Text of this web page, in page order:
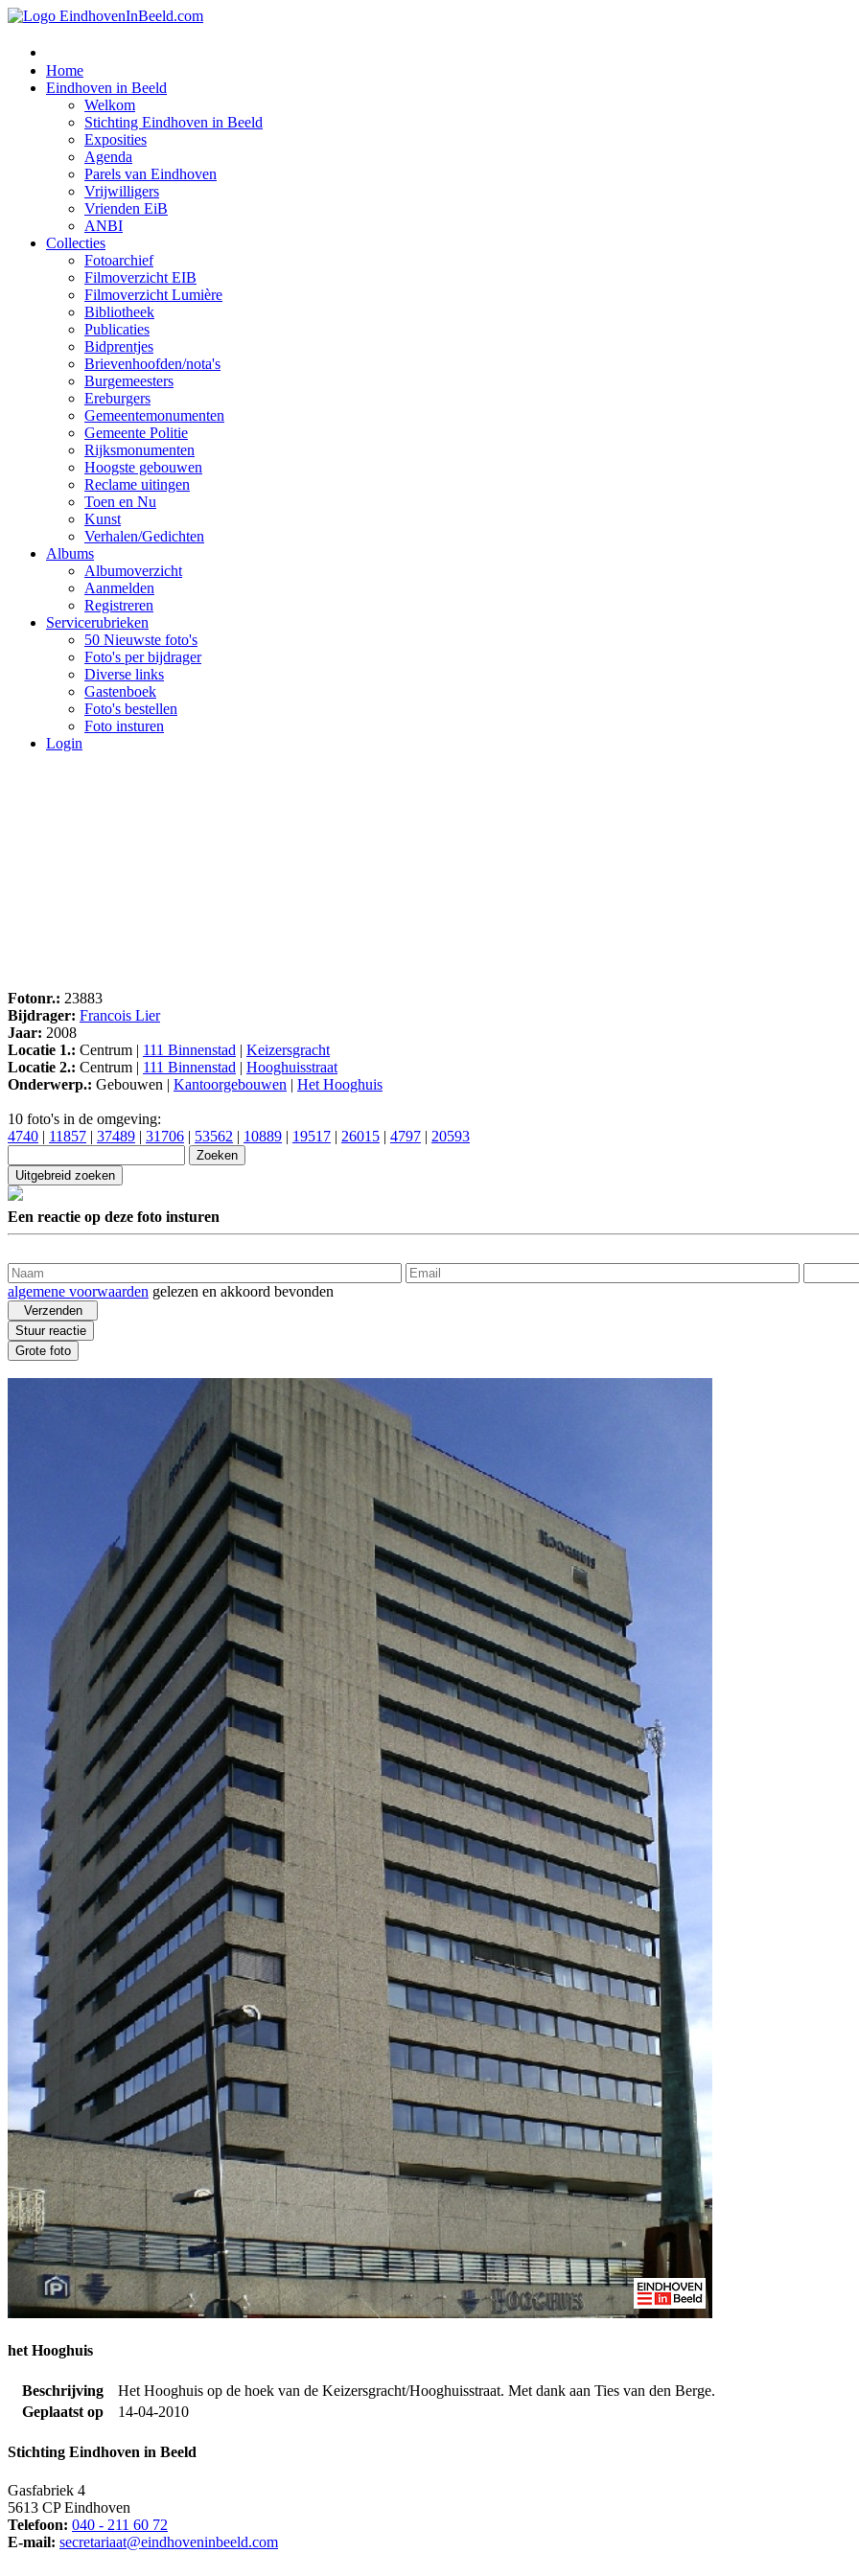
Home
Eindhoven in Beeld
Welkom
Stichting Eindhoven in Beeld
Exposities
Agenda
Parels van Eindhoven
Vrijwilligers
Vrienden EiB
ANBI
Collecties
Fotoarchief
Filmoverzicht EIB
Filmoverzicht Lumière
Bibliotheek
Publicaties
Bidprentjes
Brievenhoofden/nota's
Burgemeesters
Ereburgers
Gemeentemonumenten
Gemeente Politie
Rijksmonumenten
Hoogste gebouwen
Reclame uitingen
Toen en Nu
Kunst
Verhalen/Gedichten
Albums
Albumoverzicht
Aanmelden
Registreren
Servicerubrieken
50 Nieuwste foto's
Foto's per bijdrager
Diverse links
Gastenboek
Foto's bestellen
Foto insturen
Login
Fotonr.: 23883
Bijdrager: Francois Lier
Jaar: 2008
Locatie 1.: Centrum | 111 Binnenstad
Keizersgracht
Locatie 2.: Centrum | 111 Binnenstad
Hooghuisstraat
Onderwerp.: Gebouwen | Kantoorgebouwen Het Hooghuis
10 foto's in de omgeving:
4740
11857 37489 31706 53562 10889 19517 26015 4797 20593
Een reactie op deze foto insturen
algemene voorwaarden gelezen en akkoord bevonden
het Hooghuis
Beschrijving
Het Hooghuis op de hoek van de Keizersgracht/Hooghuisstraat. Met dank aan Ties van den Berge.
Geplaatst op
14-04-2010
Stichting Eindhoven in Beeld
Gasfabriek 4
5613 CP Eindhoven
Telefoon: 040 - 211 60 72
E-mail: secretariaat@eindhoveninbeeld.com